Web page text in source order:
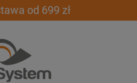
od 699 zł